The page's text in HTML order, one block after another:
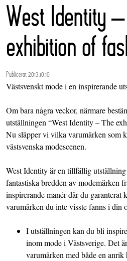
West Identity
exhibition of
Publicerat 2013.10.10
Västsvenskt mode i en inspirerande
Om bara några veckor, närmare
utställningen “West Identity – The
Nu släpper vi vilka varumärken som
västsvenska modescenen.
West Identity är en tillfällig
fantastiska bredden av modemärken
inspirerande manér där du garanterat
varumärken du inte visste fanns i din
I utställningen kan du bli
inom mode i Västsverige. Det
varumärken med både en